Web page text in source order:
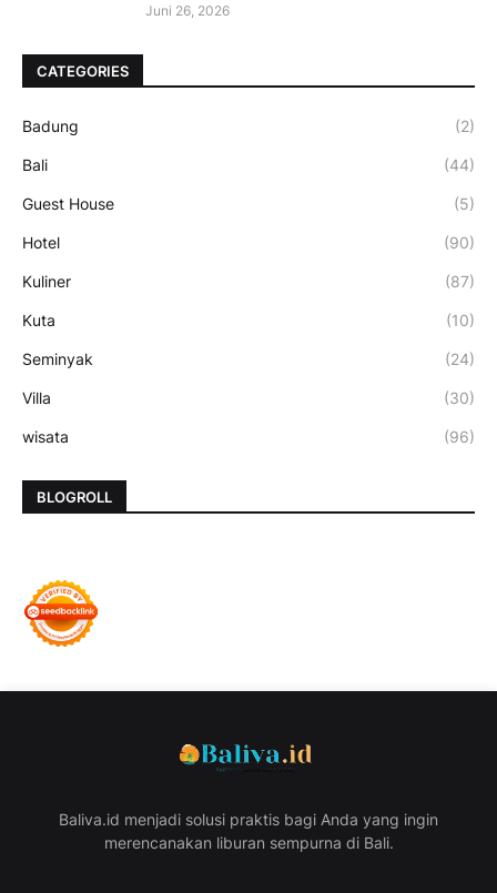
Juni 26, 2026
CATEGORIES
Badung (2)
Bali (44)
Guest House (5)
Hotel (90)
Kuliner (87)
Kuta (10)
Seminyak (24)
Villa (30)
wisata (96)
BLOGROLL
Baliva.id menjadi solusi praktis bagi Anda yang ingin
merencanakan liburan sempurna di Bali.